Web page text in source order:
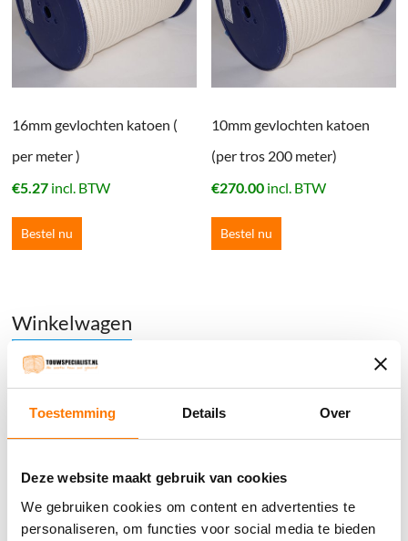
Toestemming Details Over
Deze website maakt gebruik van cookies
We gebruiken cookies om content en advertenties te
personaliseren, om functies voor social media te bieden
16mm gevlochten katoen (
per meter )
€5.27 incl. BTW
Bestel nu
10mm gevlochten katoen
(per tros 200 meter)
€270.00 incl. BTW
Bestel nu
Winkelwagen
Geen producten in de winkelwagen.
֍ Groot aanbod & scherpe prijzen!
֍ Verzending in Nederland, België en Duitsland.